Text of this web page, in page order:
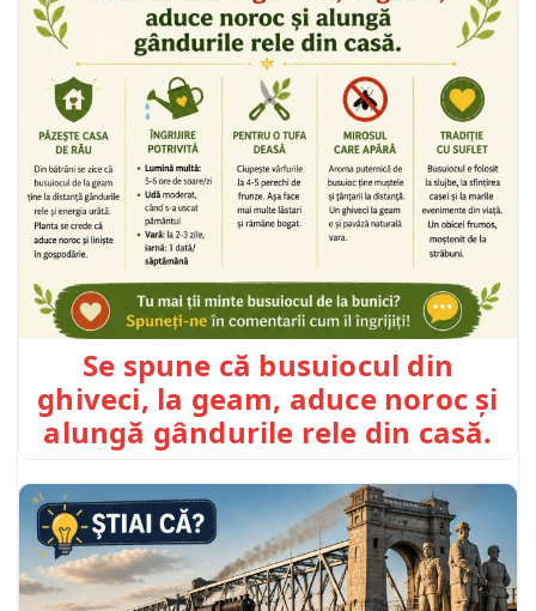
Se spune că busuiocul din
ghiveci, la geam, aduce noroc și
alungă gândurile rele din casă.